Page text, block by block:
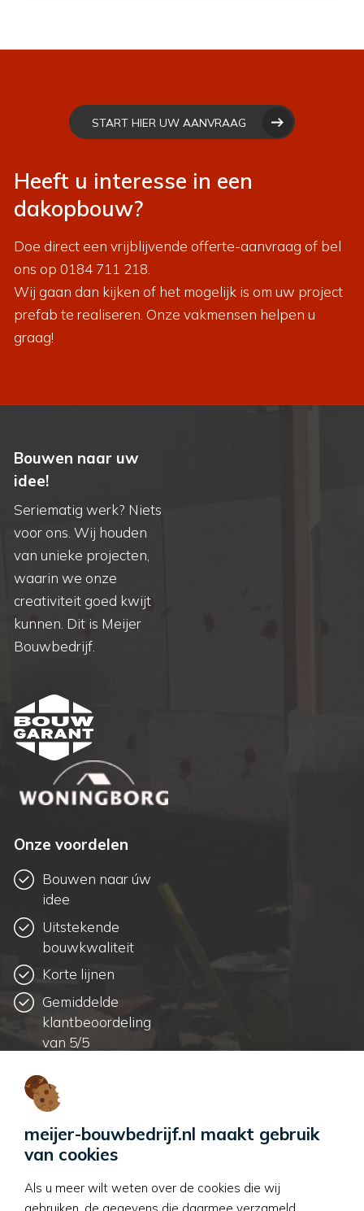
meijer-bouwbedrijf.nl maakt gebruik
van cookies
Als u meer wilt weten over de cookies die wij
gebruiken, de gegevens die daarmee verzameld
Heeft u interesse in een
dakopbouw?
Doe direct een vrijblijvende offerte-aanvraag of bel
ons op 0184 711 218.
Wij gaan dan kijken of het mogelijk is om uw project
prefab te realiseren. Onze vakmensen helpen u
graag!
START HIER UW AANVRAAG
Bouwen naar uw
idee!
Seriematig werk? Niets
voor ons. Wij houden
van unieke projecten,
waarin we onze
creativiteit goed kwijt
kunnen. Dit is Meijer
Bouwbedrijf.
Onze voordelen
Bouwen naar úw
idee
Uitstekende
bouwkwaliteit
Korte lijnen
Gemiddelde
klantbeoordeling
van 5/5
Contactgegevens
T:0184 711 218
E:kantoor@meijer-